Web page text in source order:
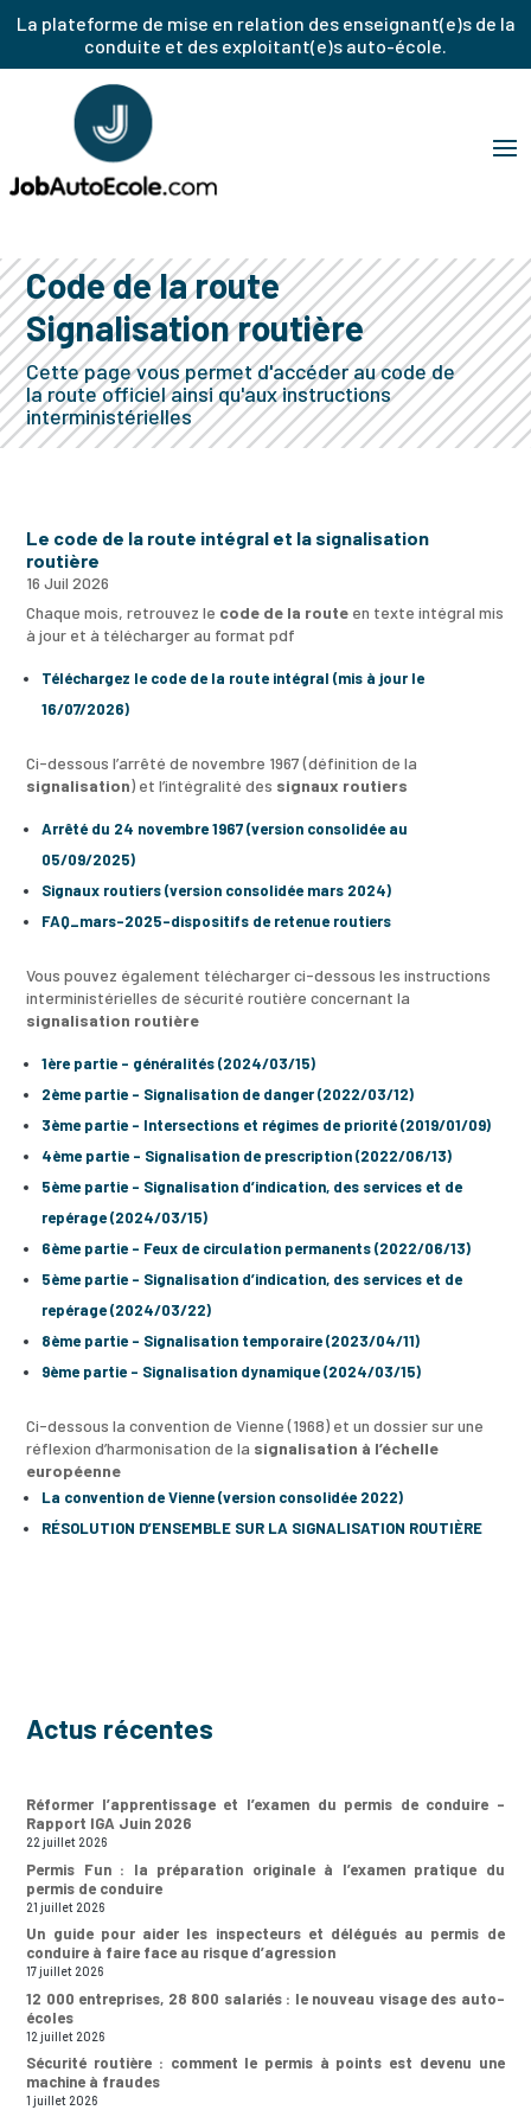
La plateforme de mise en relation des enseignant(e)s de la
conduite et des exploitant(e)s auto-école.
Code de la route
Signalisation routière
Cette page vous permet d'accéder au code de
la route officiel ainsi qu'aux instructions
interministérielles
Le code de la route intégral et la signalisation
routière
16 Juil 2026
Chaque mois, retrouvez le code de la route en texte intégral mis
à jour et à télécharger au format pdf
Téléchargez le code de la route intégral (mis à jour le
16/07/2026)
Ci-dessous l’arrêté de novembre 1967 (définition de la
signalisation) et l’intégralité des signaux routiers
Arrêté du 24 novembre 1967 (version consolidée au
05/09/2025)
Signaux routiers (version consolidée mars 2024)
FAQ_mars-2025-dispositifs de retenue routiers
Vous pouvez également télécharger ci-dessous les instructions
interministérielles de sécurité routière concernant la
signalisation routière
1ère partie – généralités (2024/03/15)
2ème partie – Signalisation de danger (2022/03/12)
3ème partie – Intersections et régimes de priorité (2019/01/09)
4ème partie – Signalisation de prescription (2022/06/13)
5ème partie – Signalisation d’indication, des services et de
repérage (2024/03/15)
6ème partie – Feux de circulation permanents (2022/06/13)
5ème partie – Signalisation d’indication, des services et de
repérage (2024/03/22)
8ème partie – Signalisation temporaire (2023/04/11)
9ème partie – Signalisation dynamique (2024/03/15)
Ci-dessous la convention de Vienne (1968) et un dossier sur une
réflexion d’harmonisation de la signalisation à l’échelle
européenne
La convention de Vienne (version consolidée 2022)
RÉSOLUTION D’ENSEMBLE SUR LA SIGNALISATION ROUTIÈRE
Actus récentes
Réformer l’apprentissage et l’examen du permis de conduire –
Rapport IGA Juin 2026
22 juillet 2026
Permis Fun : la préparation originale à l’examen pratique du
permis de conduire
21 juillet 2026
Un guide pour aider les inspecteurs et délégués au permis de
conduire à faire face au risque d’agression
17 juillet 2026
12 000 entreprises, 28 800 salariés : le nouveau visage des auto-
écoles
12 juillet 2026
Sécurité routière : comment le permis à points est devenu une
machine à fraudes
1 juillet 2026